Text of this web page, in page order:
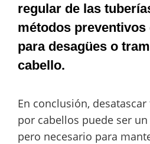
regular de las
métodos
para desagües o
cabello.
En conclusión,
por cabellos puede ser
pero necesario para